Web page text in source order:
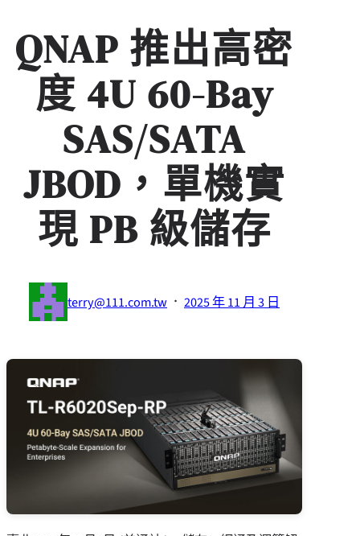
QNAP 推出高密
度 4U 60-Bay
SAS/SATA
JBOD，單機實
現 PB 級儲存
terry@111.com.tw · 2025 年 11 月 3 日